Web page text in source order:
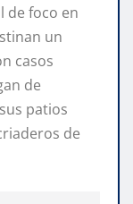
de foco en
un
casos
de
patios
de